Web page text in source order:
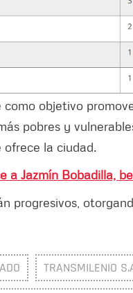
como objetivo
pobres y
ofrece la ciudad.
a Jazmín Bobadilla,
progresivos,
TRANSMILENIO